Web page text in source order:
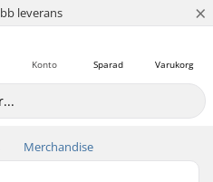
leverans
kunder ×
Varukorg
Sparad
Konto
Merchandise